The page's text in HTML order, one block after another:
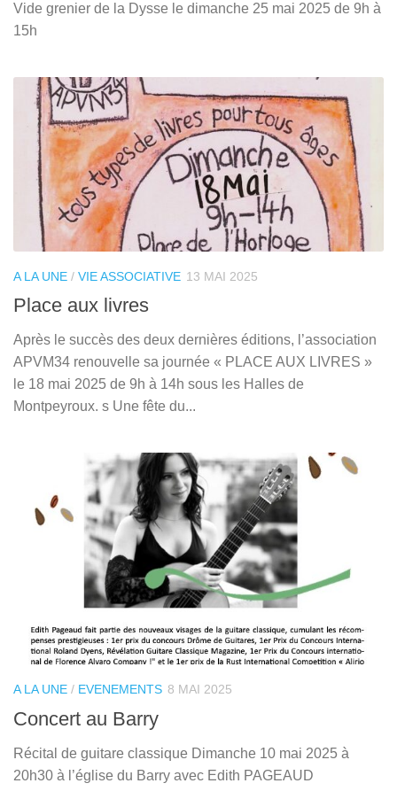
Vide grenier de la Dysse le dimanche 25 mai 2025 de 9h à
15h
A LA UNE / VIE ASSOCIATIVE 13 MAI 2025
Place aux livres
Après le succès des deux dernières éditions, l’association
APVM34 renouvelle sa journée « PLACE AUX LIVRES »
le 18 mai 2025 de 9h à 14h sous les Halles de
Montpeyroux. s Une fête du...
A LA UNE / EVENEMENTS 8 MAI 2025
Concert au Barry
Récital de guitare classique Dimanche 10 mai 2025 à
20h30 à l’église du Barry avec Edith PAGEAUD